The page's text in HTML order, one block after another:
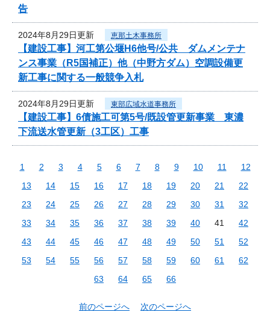
告
2024年8月29日更新 恵那土木事務所
【建設工事】河工第公堰H6他号/公共 ダムメンテナ
ンス事業（R5国補正）他（中野方ダム）空調設備更
新工事に関する一般競争入札
2024年8月29日更新 東部広域水道事務所
【建設工事】6債施工可第5号/既設管更新事業 東濃
下流送水管更新（3工区）工事
1 2 3 4 5 6 7 8 9 10 11
12
13
14 15 16 17 18 19 20 21
22
23
24 25 26 27 28 29 30 31
32
33
34 35 36 37 38 39 40 41
42
43
44 45 46 47 48 49 50 51
52
53
54 55 56 57 58 59 60 61
62
63
64 65 66
前のページへ 次のページへ